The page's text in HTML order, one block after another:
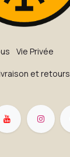
Vie Privée
et retours